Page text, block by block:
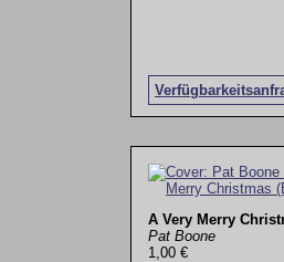
A Very Merry
Pat Boone
1,00 €